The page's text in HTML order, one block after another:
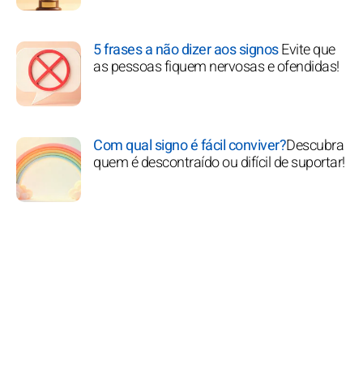
5 frases a não dizer aos signosEvite que
as pessoas fiquem nervosas e ofendidas!
Com qual signo é fácil conviver?Descubra
quem é descontraído ou difícil de suportar!